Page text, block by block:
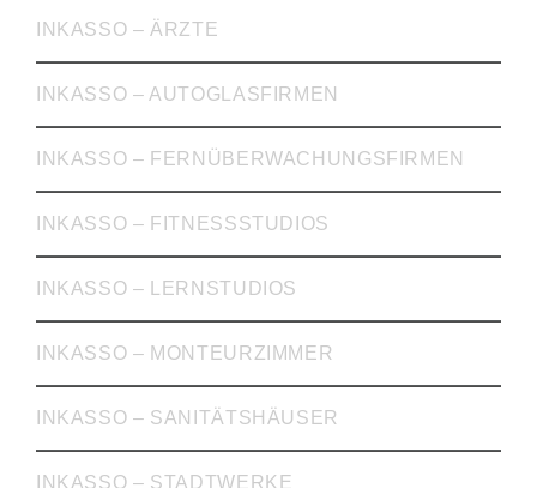
INKASSO – ÄRZTE
INKASSO – AUTOGLASFIRMEN
INKASSO – FERNÜBERWACHUNGSFIRMEN
INKASSO – FITNESSSTUDIOS
INKASSO – LERNSTUDIOS
INKASSO – MONTEURZIMMER
INKASSO – SANITÄTSHÄUSER
INKASSO – STADTWERKE